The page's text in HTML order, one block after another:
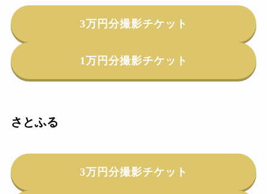
3万円分撮影チケット
1万円分撮影チケット
さとふる
3万円分撮影チケット